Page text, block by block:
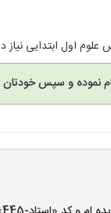
اول ابتدایی نیاز
نموده و سپس خودتان